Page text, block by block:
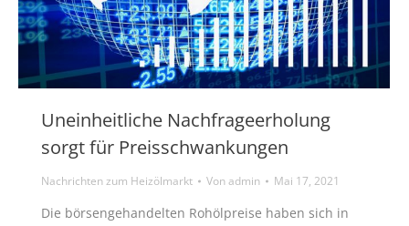
Uneinheitliche Nachfrageerholung
sorgt für Preisschwankungen
Nachrichten zum Heizölmarkt Vonadmin Mai 17, 2021
Die börsengehandelten Rohölpreise haben sich in